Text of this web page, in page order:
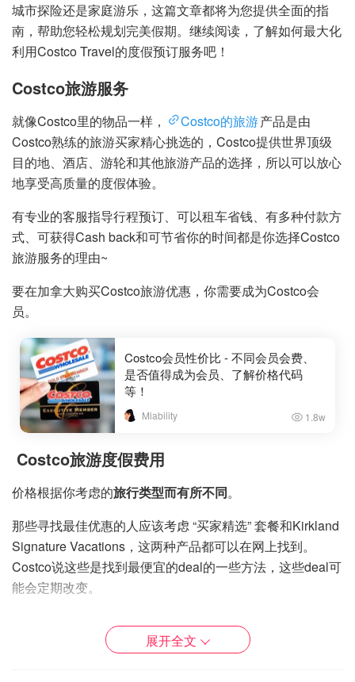
城市探险还是家庭游乐，这篇文章都将为您提供全面的指
南，帮助您轻松规划完美假期。继续阅读，了解如何最大化
利用Costco Travel的度假预订服务吧！
Costco旅游服务
就像Costco里的物品一样， Costco的旅游产品是由
Costco熟练的旅游买家精心挑选的，Costco提供世界顶级
目的地、酒店、游轮和其他旅游产品的选择，所以可以放心
地享受高质量的度假体验。
有专业的客服指导行程预订、可以租车省钱、有多种付款方
式、可获得Cash back和可节省你的时间都是你选择Costco
旅游服务的理由~
要在加拿大购买Costco旅游优惠，你需要成为Costco会
员。
Costco会员性价比 - 不同会员会费、
是否值得成为会员、了解价格代码
等！
Miability 1.8w
Costco旅游度假费用
价格根据你考虑的旅行类型而有所不同。
那些寻找最佳优惠的人应该考虑 “买家精选” 套餐和Kirkland
Signature Vacations，这两种产品都可以在网上找到。
Costco说这些是找到最便宜的deal的一些方法，这些deal可
能会定期改变。
尼世界、拉斯维加斯等地旅行的折扣。如果你想奢侈一下，
展开全文